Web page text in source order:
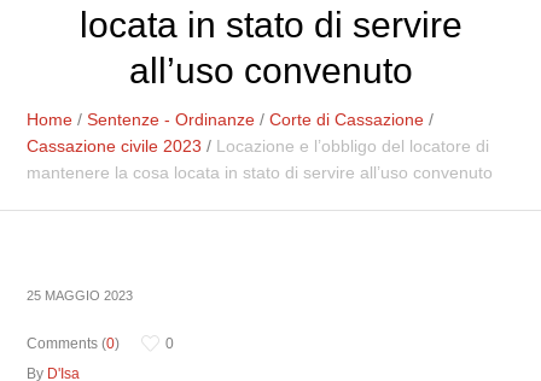
locata in stato di servire
all’uso convenuto
Home /Sentenze - Ordinanze /Corte di Cassazione /
Cassazione civile 2023 / Locazione e l’obbligo del locatore di
mantenere la cosa locata in stato di servire all’uso convenuto
25 MAGGIO 2023
Comments (0)
0
By D'Isa